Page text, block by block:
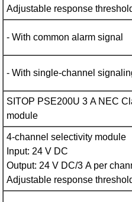
Adjustable response
- With common alarm signal
- With single-channel
SITOP PSE200U 3 A NEC
module
4-channel selectivity module
Input: 24 V DC
Output: 24 V DC/3 A per
Adjustable response